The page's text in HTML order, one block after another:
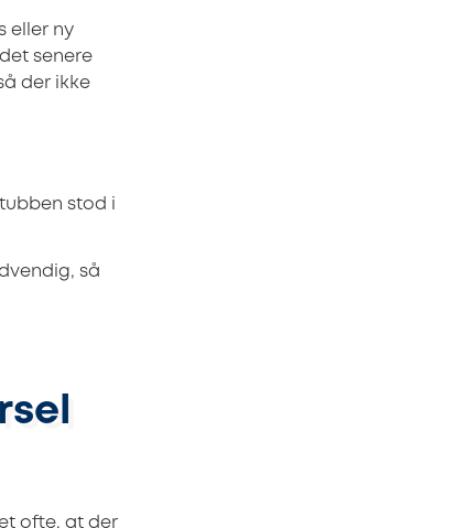
eller ny
senere
der ikke
stod i
så
ofte, at der